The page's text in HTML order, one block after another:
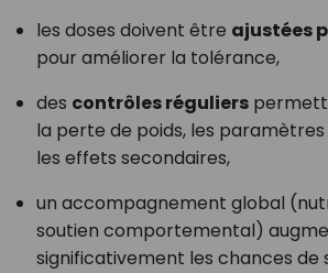
les doses doivent être ajustées
pour améliorer la tolérance,
des contrôles réguliers
la perte de poids, les paramètres
les effets secondaires,
un accompagnement global
soutien comportemental)
significativement les chances de